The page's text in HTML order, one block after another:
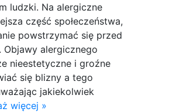
ludzki. Na alergiczne
część społeczeństwa,
powstrzymać się przed
Objawy alergicznego
nieestetyczne i groźne
się blizny a tego
jakiekolwiek
więcej »